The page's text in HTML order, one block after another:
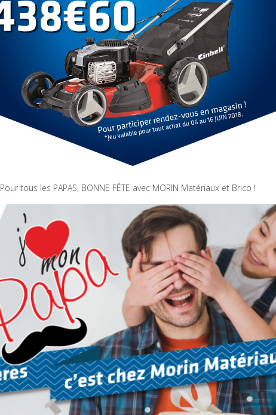
Pour tous les PAPAS, BONNE FÊTE avec MORIN Matériaux et Brico !